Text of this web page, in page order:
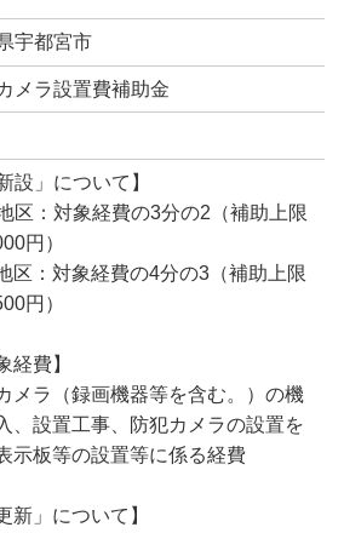
宇都宮市
メラ設置費補助金
設」について】
区：対象経費の3分の2（補助上限
円）
区：対象経費の4分の3（補助上限
円）
経費】
メラ（録画機器等を含む。）の機
、設置工事、防犯カメラの設置を
示板等の設置等に係る経費
新」について】